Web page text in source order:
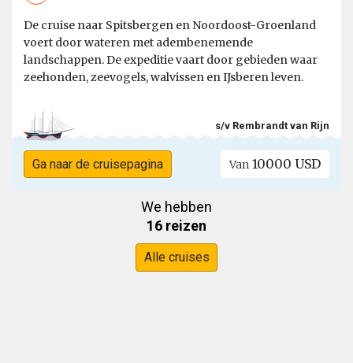
De cruise naar Spitsbergen en Noordoost-Groenland
voert door wateren met adembenemende
landschappen. De expeditie vaart door gebieden waar
zeehonden, zeevogels, walvissen en IJsberen leven.
s/v Rembrandt van Rijn
Ga naar de cruisepagina Van 10000 USD
We hebben
16 reizen
Alle cruises